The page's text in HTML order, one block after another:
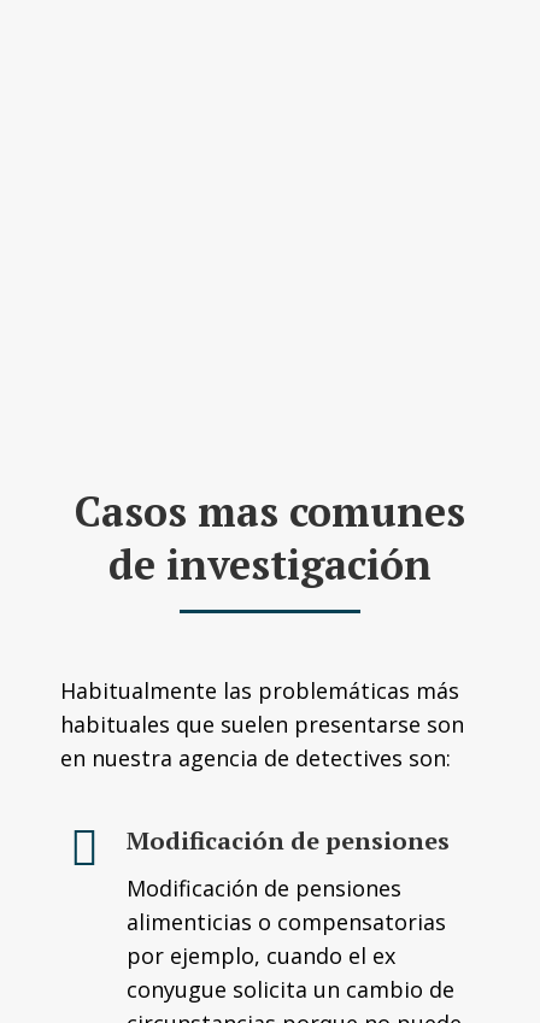
Casos mas comunes
de investigación
Habitualmente las problemáticas más
habituales que suelen presentarse son
en nuestra agencia de detectives son:
Modificación de pensiones
Modificación de pensiones
alimenticias o compensatorias
por ejemplo, cuando el ex
conyugue solicita un cambio de